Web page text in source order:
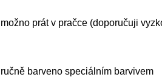
možno prát v pračce (doporučuji
ručně barveno speciálním barvivem